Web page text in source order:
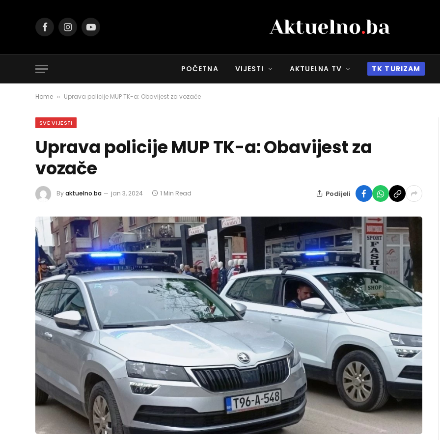
FacebookInstagramYouTube
POČETNA VIJESTI AKTUELNA TV TK TURIZAM
Home » Uprava policije MUP TK-a: Obavijest za vozače
SVE VIJESTI
Uprava policije MUP TK-a: Obavijest za
vozače
Byaktuelno.ba jan 3, 2024 1 Min Read Podijeli